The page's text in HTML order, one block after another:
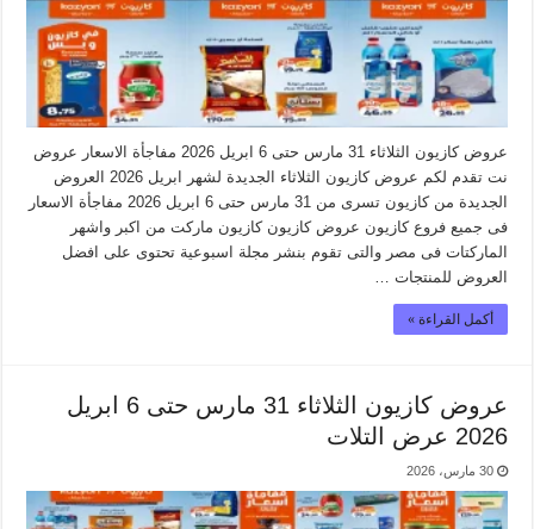
عروض كازيون الثلاثاء 31 مارس حتى 6 ابريل 2026 مفاجأة الاسعار عروض
نت تقدم لكم عروض كازيون الثلاثاء الجديدة لشهر ابريل 2026 العروض
الجديدة من كازيون تسرى من 31 مارس حتى 6 ابريل 2026 مفاجأة الاسعار
فى جميع فروع كازيون عروض كازيون كازيون ماركت من اكبر واشهر
الماركتات فى مصر والتى تقوم بنشر مجلة اسبوعية تحتوى على افضل
العروض للمنتجات …
أكمل القراءة »
عروض كازيون الثلاثاء 31 مارس حتى 6 ابريل
2026 عرض التلات
30 مارس، 2026